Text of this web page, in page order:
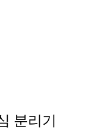
분리기